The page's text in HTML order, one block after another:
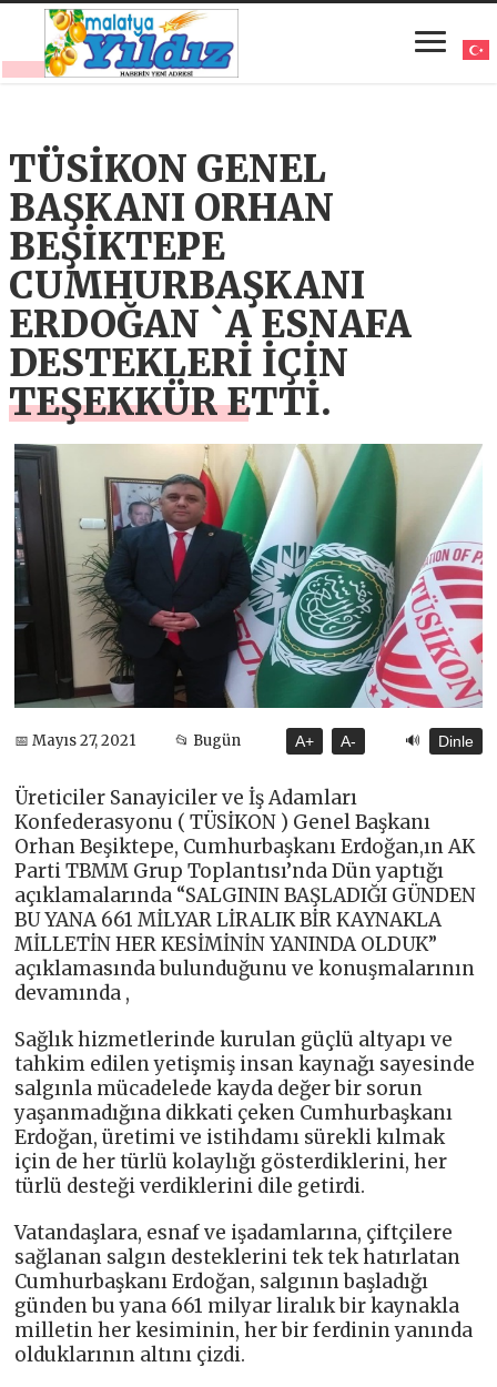
TÜSİKON GENEL
BAŞKANI ORHAN
BEŞİKTEPE
CUMHURBAŞKANI
ERDOĞAN `A ESNAFA
DESTEKLERİ İÇİN
TEŞEKKÜR ETTİ.
📅 Mayıs 27, 2021 📂 Bugün A+ A- 🔊 Dinle
Üreticiler Sanayiciler ve İş Adamları
Konfederasyonu ( TÜSİKON ) Genel Başkanı
Orhan Beşiktepe, Cumhurbaşkanı Erdoğan,ın AK
Parti TBMM Grup Toplantısı’nda Dün yaptığı
açıklamalarında “SALGININ BAŞLADIĞI GÜNDEN
BU YANA 661 MİLYAR LİRALIK BİR KAYNAKLA
MİLLETİN HER KESİMİNİN YANINDA OLDUK”
açıklamasında bulunduğunu ve konuşmalarının
devamında ,
Sağlık hizmetlerinde kurulan güçlü altyapı ve
tahkim edilen yetişmiş insan kaynağı sayesinde
salgınla mücadelede kayda değer bir sorun
yaşanmadığına dikkati çeken Cumhurbaşkanı
Erdoğan, üretimi ve istihdamı sürekli kılmak
için de her türlü kolaylığı gösterdiklerini, her
türlü desteği verdiklerini dile getirdi.
Vatandaşlara, esnaf ve işadamlarına, çiftçilere
sağlanan salgın desteklerini tek tek hatırlatan
Cumhurbaşkanı Erdoğan, salgının başladığı
günden bu yana 661 milyar liralık bir kaynakla
milletin her kesiminin, her bir ferdinin yanında
olduklarının altını çizdi.